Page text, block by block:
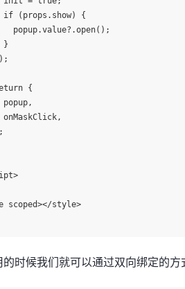
if (props.show) {
popup.value?.open();
}
{
popup,
onMaskClick,
scoped></style>
时候我们就可以通过双向绑定的方